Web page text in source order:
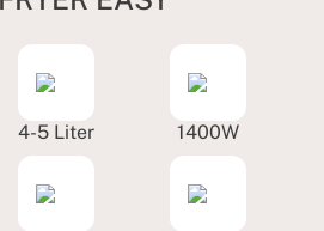
4-5 Liter 1400W